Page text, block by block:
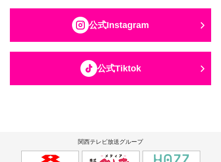
公式Instagram
公式Tiktok
関西テレビ放送グループ